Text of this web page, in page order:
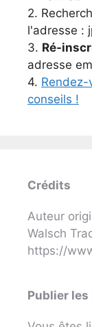
2.
l'adresse :
3. Ré-
adresse
4.
conseils !
Crédits
Auteur
Walsch
https://
Publier les